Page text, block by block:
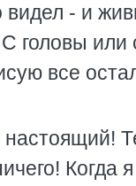
- и
головы
все
Когда